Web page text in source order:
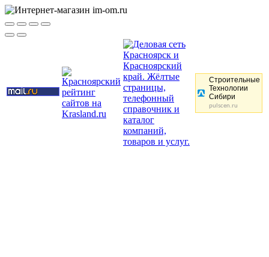
Строительные
Технологии
Сибири
pulscen.ru